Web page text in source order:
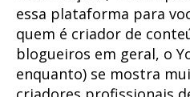
essa plataforma para
quem é criador de
blogueiros em geral, o
enquanto) se mostra